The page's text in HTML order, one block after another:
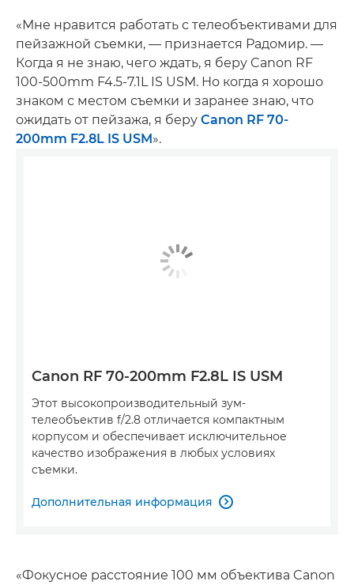
«Мне нравится работать с телеобъективами для
пейзажной съемки, — признается Радомир. —
Когда я не знаю, чего ждать, я беру Canon RF
100-500mm F4.5-7.1L IS USM. Но когда я хорошо
знаком с местом съемки и заранее знаю, что
ожидать от пейзажа, я беру Canon RF 70-
200mm F2.8L IS USM».
Canon RF 70-200mm F2.8L IS USM
Этот высокопроизводительный зум-
телеобъектив f/2.8 отличается компактным
корпусом и обеспечивает исключительное
качество изображения в любых условиях
съемки.
Дополнительная информация 
«Фокусное расстояние 100 мм объектива Canon